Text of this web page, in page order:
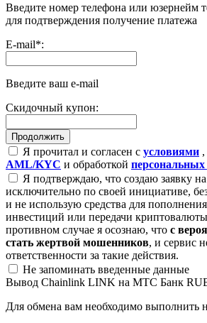
Введите номер телефона или юзернейм
для подтверждения получение платежа
E-mail*:
Введите ваш e-mail
Скидочный купон:
Я прочитал и согласен с условиями ,
AML/KYC и обработкой
Я подтверждаю, что создаю заявку
исключительно по своей инициативе,
и не использую средства для
инвестиций или передачи
противном случае я осознаю, что с
стать жертвой мошенников, и сервис
ответственности за такие действия.
Не запоминать введенные данные
Вывод Chainlink LINK на МТС Банк
Для обмена вам необходимо выполнить